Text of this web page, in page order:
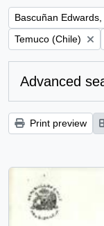
Remove filter:
Bascuñan
Remove filter:
Temuco (Chile)
Advanced
Print preview